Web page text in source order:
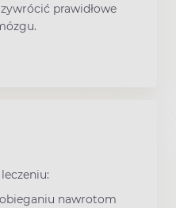
prawidłowe
nawrotom